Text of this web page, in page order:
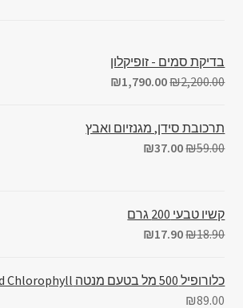
בדיקת סמים - זופיקלון
₪2,200.00
₪1,790.00
תרכובת סידן, מגנזיום ואבץ
₪59.00
₪37.00
קשיו טבעי 200 גרם
₪18.90
₪17.90
כלורופיל 500 מל בטעם מנטה Liquid Chlorophyll
₪89.00